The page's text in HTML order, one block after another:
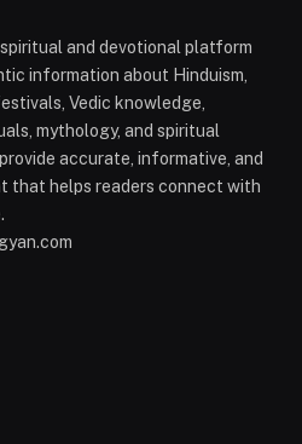
and devotional platform
information about Hinduism,
Vedic knowledge,
mythology, and spiritual
accurate, informative, and
that helps readers connect with